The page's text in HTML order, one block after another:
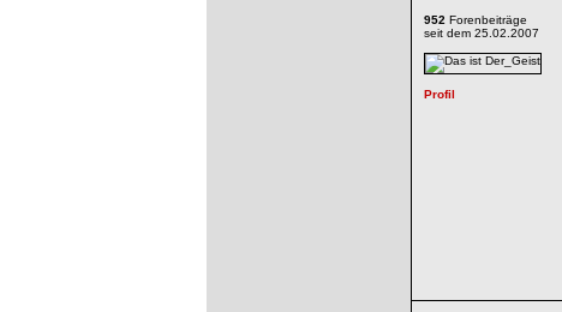
952 Forenbeiträge
seit dem 25.02.2007